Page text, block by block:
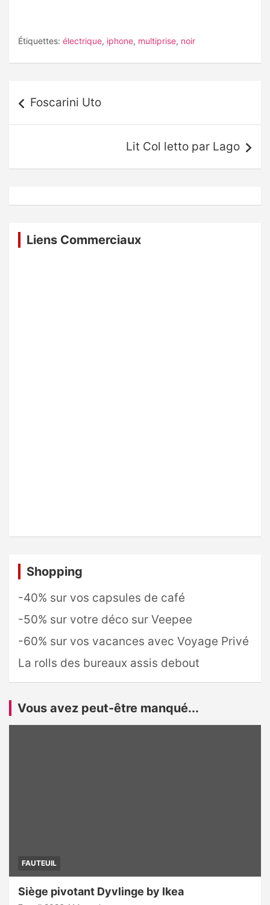
Étiquettes: électrique, iphone, multiprise, noir
de
l’article
Foscarini Uto
Lit Col letto par Lago
Liens Commerciaux
Shopping
-40% sur vos capsules de café
-50% sur votre déco sur Veepee
-60% sur vos vacances avec Voyage Privé
La rolls des bureaux assis debout
Vous avez peut-être manqué...
FAUTEUIL
Siège pivotant Dyvlinge by Ikea